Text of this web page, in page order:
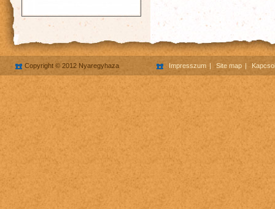
Copyright © 2012 Nyaregyhaza Impresszum Site map